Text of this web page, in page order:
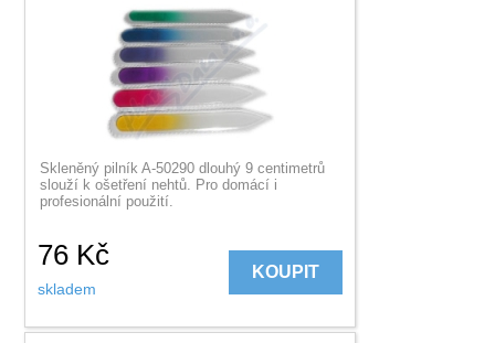
Skleněný pilník A-50290 dlouhý 9 centimetrů
slouží k ošetření nehtů. Pro domácí i
profesionální použití.
76 Kč
skladem
KOUPIT